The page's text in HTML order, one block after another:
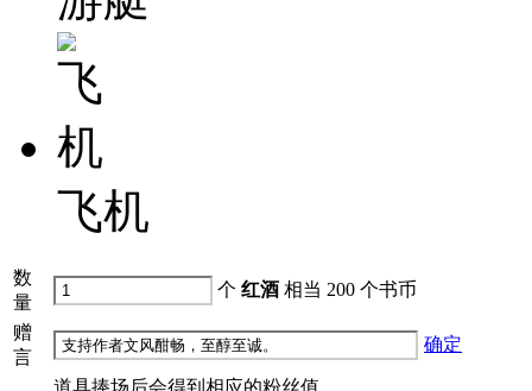
飞机
数
量
个 红酒 相当 200 个书币
赠
言
确定
道具捧场后会得到相应的粉丝值